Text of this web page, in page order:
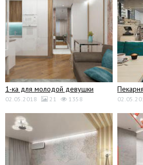
1-ка для молодой девушки
02.05.2018 21 1358